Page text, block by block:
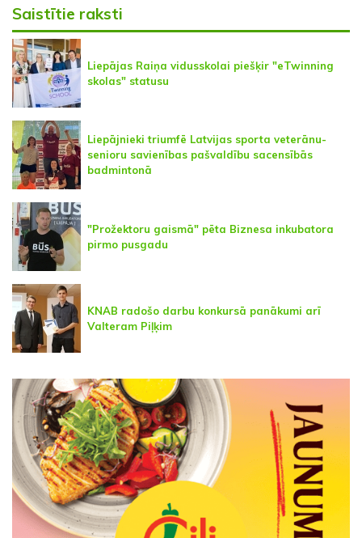
Saistītie raksti
Liepājas Raiņa vidusskolai piešķir "eTwinning
skolas" statusu
Liepājnieki triumfē Latvijas sporta veterānu-
senioru savienības pašvaldību sacensībās
badmintonā
"Prožektoru gaismā" pēta Biznesa inkubatora
pirmo pusgadu
KNAB radošo darbu konkursā panākumi arī
Valteram Piļķim